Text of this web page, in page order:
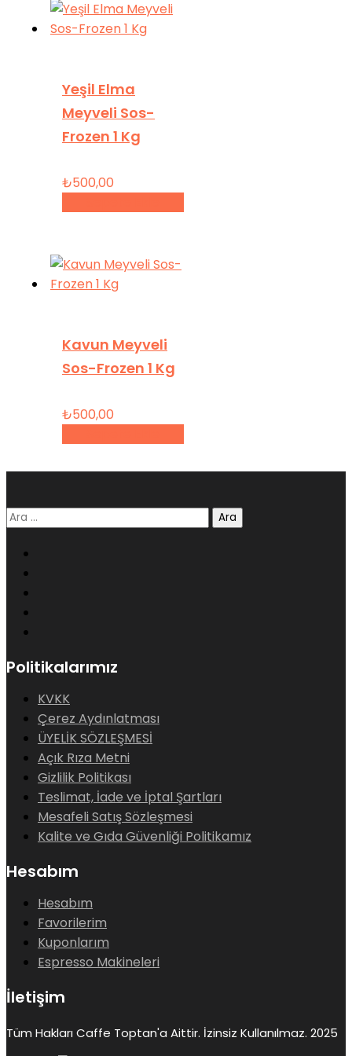
Yeşil Elma
Meyveli Sos-
Frozen 1 Kg
₺500,00
Kavun Meyveli
Sos-Frozen 1 Kg
₺500,00
Arama:
Politikalarımız
KVKK
Çerez Aydınlatması
ÜYELİK SÖZLEŞMESİ
Açık Rıza Metni
Gizlilik Politikası
Teslimat, İade ve İptal Şartları
Mesafeli Satış Sözleşmesi
Kalite ve Gıda Güvenliği Politikamız
Hesabım
Hesabım
Favorilerim
Kuponlarım
Espresso Makineleri
İletişim
Tüm Hakları Caffe Toptan'a Aittir. İzinsiz Kullanılmaz. 2025